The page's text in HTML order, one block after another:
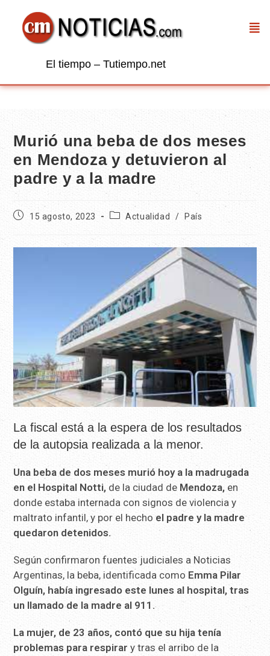
El tiempo – Tutiempo.net
Murió una beba de dos meses
en Mendoza y detuvieron al
padre y a la madre
15 agosto, 2023 Actualidad / País
La fiscal está a la espera de los resultados
de la autopsia realizada a la menor.
Una beba de dos meses murió hoy a la madrugada
en el Hospital Notti, de la ciudad de Mendoza, en
donde estaba internada con signos de violencia y
maltrato infantil, y por el hechoel padre y la madre
quedaron detenidos.
Según confirmaron fuentes judiciales a Noticias
Argentinas, la beba, identificada como Emma Pilar
Olguín, había ingresado este lunes al hospital, tras
un llamado de la madre al 911.
La mujer, de 23 años, contó que su hija tenía
problemas para respirar y tras el arribo de la